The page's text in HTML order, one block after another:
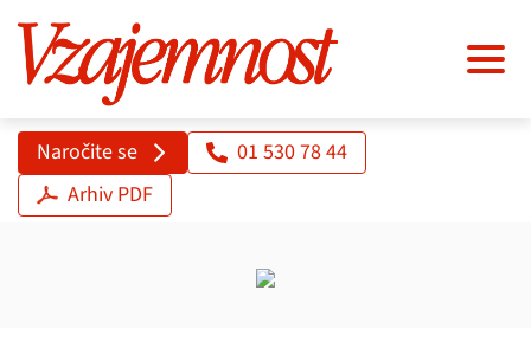
Naročite se
01 530 78 44
Arhiv PDF